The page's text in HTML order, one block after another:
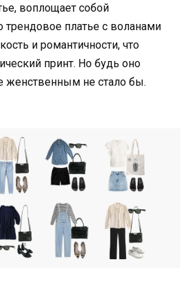
воплощает собой
трендовое платье с воланами
и романтичности, что
принт. Но будь оно
женственным не стало бы.